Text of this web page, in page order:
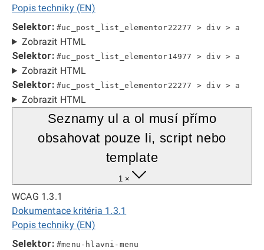
Popis techniky (EN)
Selektor: #uc_post_list_elementor22277 > div > a
Zobrazit HTML
Selektor: #uc_post_list_elementor14977 > div > a
Zobrazit HTML
Selektor: #uc_post_list_elementor22277 > div > a
Zobrazit HTML
Seznamy ul a ol musí přímo
obsahovat pouze li, script nebo
template
1 ×
WCAG 1.3.1
Dokumentace kritéria 1.3.1
Popis techniky (EN)
Selektor: #menu-hlavni-menu